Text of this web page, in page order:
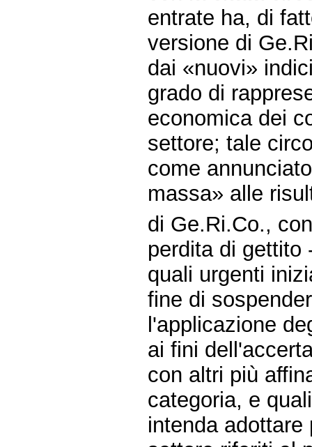
entrate ha, di
versione di
dai «nuovi»
grado di
economica dei
settore; tale
come
massa» alle
di Ge.Ri.Co.,
perdita di gettito
quali urgenti
fine di
l'applicazione
ai fini
con altri più
categoria, e
intenda